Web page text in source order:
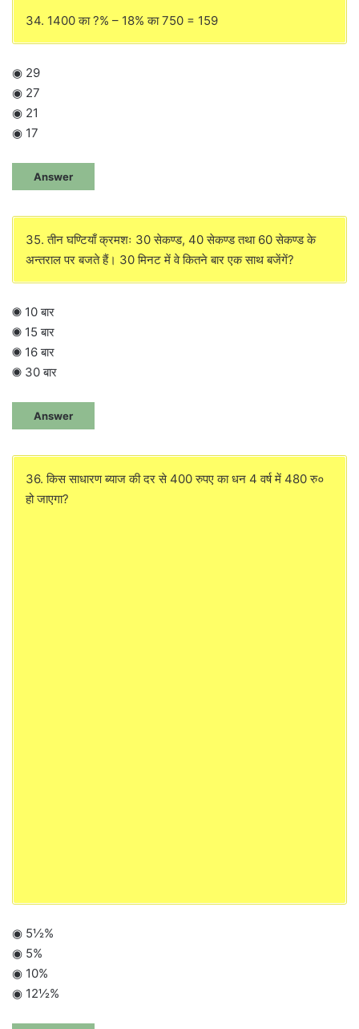
34. 1400 का ?% – 18% का 750 = 159
◉ 29
◉ 27
◉ 21
◉ 17
Answer
35. तीन घण्टियाँ क्रमशः 30 सेकण्ड, 40 सेकण्ड तथा 60 सेकण्ड के
अन्तराल पर बजते हैं। 30 मिनट में वे कितने बार एक साथ बजेंगें?
◉ 10 बार
◉ 15 बार
◉ 16 बार
◉ 30 बार
Answer
36. किस साधारण ब्याज की दर से 400 रुपए का धन 4 वर्ष में 480 रु०
हो जाएगा?
◉ 5½%
◉ 5%
◉ 10%
◉ 12½%